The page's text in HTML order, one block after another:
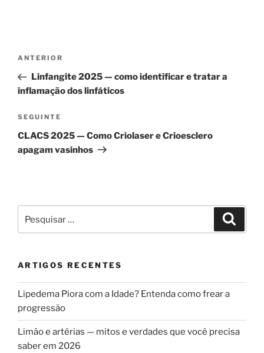
Navegação
artigos
Conteúdo
anterior
ANTERIOR
Linfangite 2025 — como identificar e tratar a
inflamação dos linfáticos
Conteúdo
seguinte
SEGUINTE
CLACS 2025 — Como Criolaser e Crioesclero
apagam vasinhos
por:
ARTIGOS RECENTES
Lipedema Piora com a Idade? Entenda como frear a
progressão
Limão e artérias — mitos e verdades que você precisa
saber em 2026